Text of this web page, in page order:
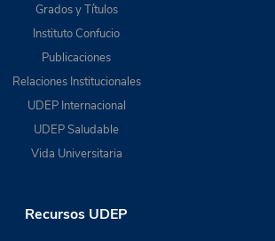
Grados y Títulos
Instituto Confucio
Publicaciones
Relaciones Institucionales
UDEP Internacional
UDEP Saludable
Vida Universitaria
Recursos UDEP